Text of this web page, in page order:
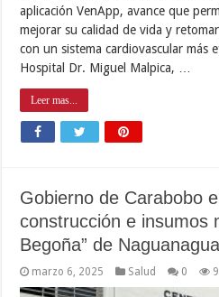
aplicación VenApp, avance que
mejorar su calidad de vida y
con un sistema cardiovascular más
Hospital Dr. Miguel Malpica, …
Leer mas...
Gobierno de Carabobo
construcción e insumos
Begoña” de Naguanagua
marzo 6, 2025 Salud 0